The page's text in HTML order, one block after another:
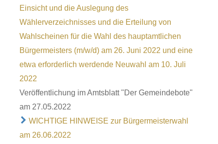
Einsicht und die Auslegung des
Wählerverzeichnisses und die Erteilung von
Wahlscheinen für die Wahl des hauptamtlichen
Bürgermeisters (m/w/d) am 26. Juni 2022 und eine
etwa erforderlich werdende Neuwahl am 10. Juli
2022
Veröffentlichung im Amtsblatt "Der Gemeindebote"
am 27.05.2022
WICHTIGE HINWEISE zur Bürgermeisterwahl
am 26.06.2022